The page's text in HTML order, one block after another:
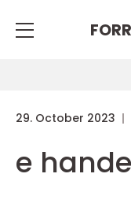
29. October 2023
e